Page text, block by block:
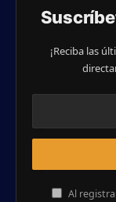
¡Reciba las
Al